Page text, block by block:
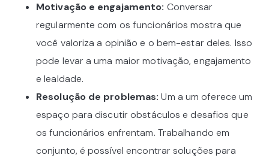
Motivação e engajamento: Conversar
regularmente com os funcionários mostra que
você valoriza a opinião e o bem-estar deles. Isso
pode levar a uma maior motivação, engajamento
e lealdade.
Resolução de problemas: Um a um oferece um
espaço para discutir obstáculos e desafios que
os funcionários enfrentam. Trabalhando em
conjunto, é possível encontrar soluções para